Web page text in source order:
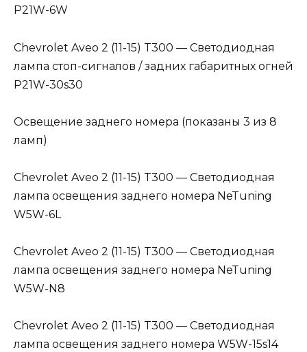
P21W-6W
Chevrolet Aveo 2 (11-15) T300 — Светодиодная
лампа стоп-сигналов / задних габаритных огней
P21W-30s30
Освещение заднего номера (показаны 3 из 8
ламп)
Chevrolet Aveo 2 (11-15) T300 — Светодиодная
лампа освещения заднего номера NeTuning
W5W-6L
Chevrolet Aveo 2 (11-15) T300 — Светодиодная
лампа освещения заднего номера NeTuning
W5W-N8
Chevrolet Aveo 2 (11-15) T300 — Светодиодная
лампа освещения заднего номера W5W-15s14